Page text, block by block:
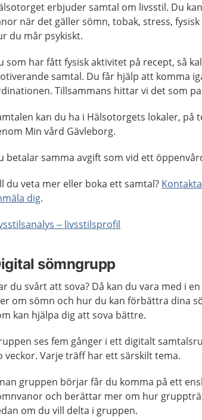
erbjuder samtal om livsstil. Du
när det gäller sömn, tobak, stress,
du mår psykiskt.
som har fått fysisk aktivitet på recept, så
samtal. Du får hjälp att komma
Tillsammans hittar vi det som
kan du ha i Hälsotorgets lokaler, på
Min vård Gävleborg.
betalar samma avgift som vid ett
du veta mer eller boka ett samtal?
dig.
– livsstilsprofil
sömngrupp
du svårt att sova? Då kan du vara med i
om sömn och hur du kan förbättra dina
kan hjälpa dig att sova bättre.
ses fem gånger i ett digitalt
veckor. Varje träff har ett särskilt tema.
gruppen börjar får du komma på ett
och berättar mer om hur
om du vill delta i gruppen.